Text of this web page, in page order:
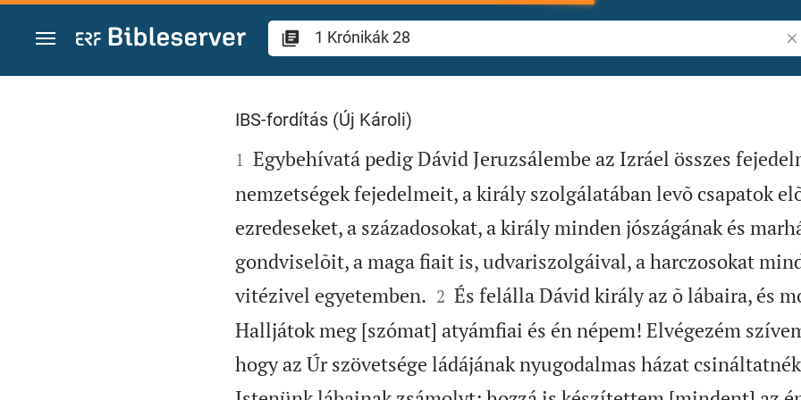
Ugrás a tartalomra
1 Krónikák 28
IBS-fordítás (Új Károli)

1 Egybehívatá pedig Dávid Jeruzsálembe az Izráel összes
nemzetségek fejedelmeit, a király szolgálatában levõ csapatok
ezredeseket, a századosokat, a király minden jószágának és
gondviselõit, a maga fiait is, udvariszolgáival, a harczosokat
vitézivel egyetemben.
2 És felálla Dávid király az õ lábaira, és
Halljátok meg [szómat] atyámfiai és én népem! Elvégezém
hogy az Úr szövetsége ládájának nyugodalmas házat